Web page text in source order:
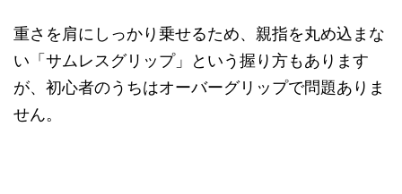
重さを肩にしっかり乗せるため、親指を丸め込まな
い「サムレスグリップ」という握り方もあります
が、初心者のうちはオーバーグリップで問題ありま
せん。